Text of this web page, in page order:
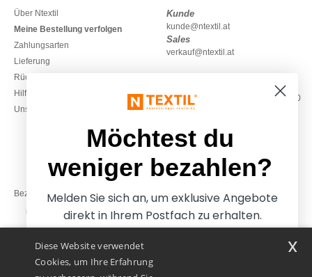
Über Ntextil
Meine Bestellung verfolgen
Zahlungsarten
Lieferung
Rückerstattungen / Rückgaben
Hilfe & FAQs
Unsere Engagements
Kunde
kunde@ntextil.at
Sales
verkauf@ntextil.at
Montag – Donnerstag: 10:00–13:00
& 14:00–17:30
Freitag: 10:00–14:00
Bezahlung mit
Unsere Paketzusteller
Diese Website verwendet
Cookies, um Ihre Erfahrung
x
Möchtest du
weniger bezahlen?
Melden Sie sich an, um exklusive Angebote
direkt in Ihrem Postfach zu erhalten.